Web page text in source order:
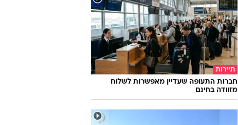
תיירות
חברות התעופה שעדיין מאפשרות לשלוח
מזוודה בחינם